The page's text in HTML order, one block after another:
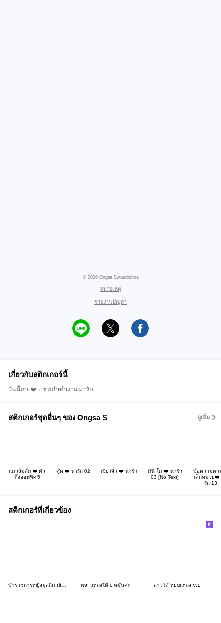
© 2026 Ongsa Swasdichira
หมายเหตุ
รายงานปัญหา
เกี่ยวกับสติกเกอร์นี้
วันนี้ลา ❤️ แชทคำทำงานน่ารัก
สติกเกอร์ชุดอื่นๆ ของ Ongsa S ดูเพิ่ม
แมวส้มส้ม ❤️ ตัว
ตึงออฟฟิศ 5
ดู๊ด ❤️ น่ารัก 02 เขียวจิ๋ว ❤️ น่ารัก
มินิ โม ❤️ น่ารัก
03 [No Text]
ข้อความตา
เด็กหมวย❤️
รัก 13
สติกเกอร์ที่เกี่ยวข้อง
ข้าราชการหญิงมุสลิม (ฮิญาบ) N9: แหลงใต้ 1 หมันค่ะ สาวใต้ หยบแหลง V.1